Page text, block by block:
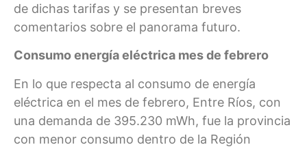
de dichas tarifas y se presentan breves
comentarios sobre el panorama futuro.
Consumo energía eléctrica mes de febrero
En lo que respecta al consumo de energía
eléctrica en el mes de febrero, Entre Ríos, con
una demanda de 395.230 mWh, fue la provincia
con menor consumo dentro de la Región